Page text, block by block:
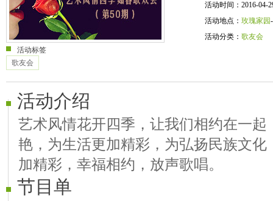
活动时间：2016-04-
活动地点： 玫瑰家园
活动分类： 歌友会
活动标签
歌友会
活动介绍
艺术风情花开四季，让我们相约在一起
艳，为生活更加精彩，为弘扬民族文
加精彩，幸福相约，放声歌唱。
节目单